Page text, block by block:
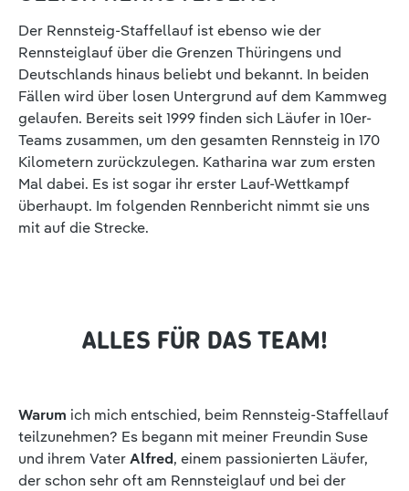
Der Rennsteig-Staffellauf ist ebenso wie der
Rennsteiglauf über die Grenzen Thüringens und
Deutschlands hinaus beliebt und bekannt. In beiden
Fällen wird über losen Untergrund auf dem Kammweg
gelaufen. Bereits seit 1999 finden sich Läufer in 10er-
Teams zusammen, um den gesamten Rennsteig in 170
Kilometern zurückzulegen. Katharina war zum ersten
Mal dabei. Es ist sogar ihr erster Lauf-Wettkampf
überhaupt. Im folgenden Rennbericht nimmt sie uns
mit auf die Strecke.
ALLES FÜR DAS TEAM!
Warum ich mich entschied, beim Rennsteig-Staffellauf
teilzunehmen? Es begann mit meiner Freundin Suse
und ihrem VaterAlfred, einem passionierten Läufer,
der schon sehr oft am Rennsteiglauf und bei der